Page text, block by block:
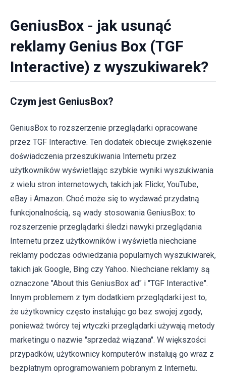
GeniusBox - jak usunąć
reklamy Genius Box (TGF
Interactive) z wyszukiwarek?
Czym jest GeniusBox?
GeniusBox to rozszerzenie przeglądarki opracowane
przez TGF Interactive. Ten dodatek obiecuje zwiększenie
doświadczenia przeszukiwania Internetu przez
użytkowników wyświetlając szybkie wyniki wyszukiwania
z wielu stron internetowych, takich jak Flickr, YouTube,
eBay i Amazon. Choć może się to wydawać przydatną
funkcjonalnością, są wady stosowania GeniusBox: to
rozszerzenie przeglądarki śledzi nawyki przeglądania
Internetu przez użytkowników i wyświetla niechciane
reklamy podczas odwiedzania popularnych wyszukiwarek,
takich jak Google, Bing czy Yahoo. Niechciane reklamy są
oznaczone "About this GeniusBox ad" i "TGF Interactive".
Innym problemem z tym dodatkiem przeglądarki jest to,
że użytkownicy często instalując go bez swojej zgody,
ponieważ twórcy tej wtyczki przeglądarki używają metody
marketingu o nazwie "sprzedaż wiązana". W większości
przypadków, użytkownicy komputerów instalują go wraz z
bezpłatnym oprogramowaniem pobranym z Internetu.